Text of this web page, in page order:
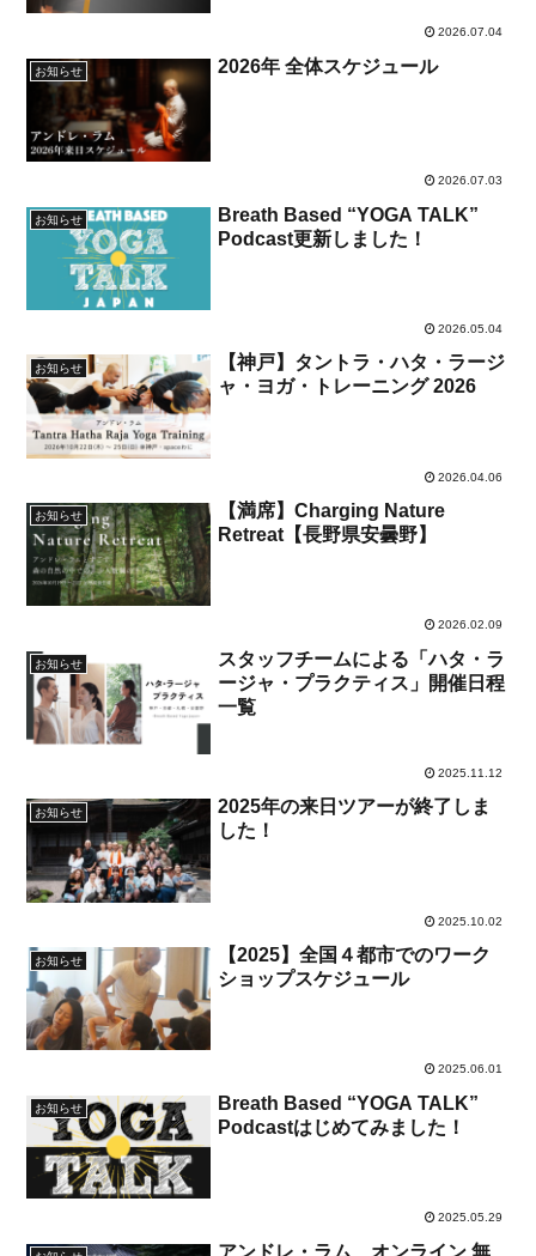
2026.07.04
お知らせ 2026年 全体スケジュール
2026.07.03
お知らせ
Breath Based “YOGA TALK”
Podcast更新しました！
2026.05.04
お知らせ
【神戸】タントラ・ハタ・ラージ
ャ・ヨガ・トレーニング 2026
2026.04.06
お知らせ
【満席】Charging Nature
Retreat【長野県安曇野】
2026.02.09
お知らせ
スタッフチームによる「ハタ・ラ
ージャ・プラクティス」開催日程
一覧
2025.11.12
お知らせ
2025年の来日ツアーが終了しま
した！
2025.10.02
お知らせ
【2025】全国４都市でのワーク
ショップスケジュール
2025.06.01
お知らせ
Breath Based “YOGA TALK”
Podcastはじめてみました！
2025.05.29
アンドレ・ラム オンライン 無